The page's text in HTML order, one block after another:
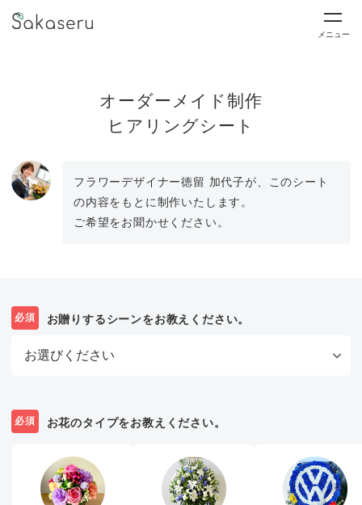
メニュー
オーダーメイド制作
ヒアリングシート
フラワーデザイナー徳留 加代子が、このシート
の内容をもとに制作いたします。
ご希望をお聞かせください。
必須 お贈りするシーンをお教えください。
必須 お花のタイプをお教えください。